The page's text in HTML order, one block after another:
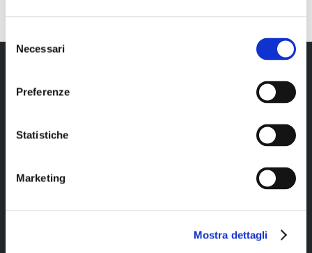
delNecessari
Preferenze
Statistiche
Marketing
Mostra dettagli
Copyright © 2023 Alittleb.it SRL.- P.IVA